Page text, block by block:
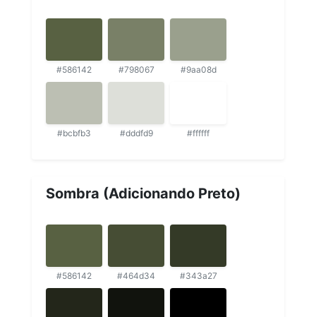
#586142 #798067 #9aa08d
#bcbfb3 #dddfd9 #ffffff
Sombra (Adicionando Preto)
#586142 #464d34 #343a27